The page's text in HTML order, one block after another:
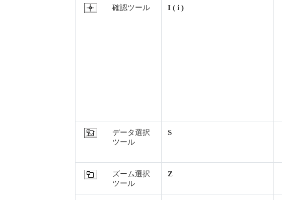
確認ツール I ( i )
データ選択
ツール
S
ズーム選択
ツール
Z